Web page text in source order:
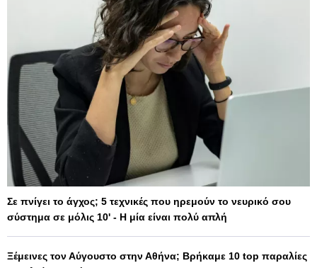
Σε πνίγει το άγχος; 5 τεχνικές που ηρεμούν το νευρικό σου
σύστημα σε μόλις 10' - Η μία είναι πολύ απλή
Ξέμεινες τον Αύγουστο στην Αθήνα; Βρήκαμε 10 top παραλίες